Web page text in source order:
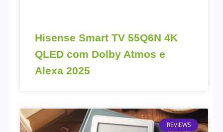
Hisense Smart TV 55Q6N 4K
QLED com Dolby Atmos e
Alexa 2025
REVIEWS